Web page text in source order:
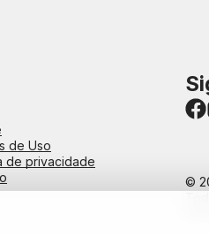
de Uso
de privacidade
©